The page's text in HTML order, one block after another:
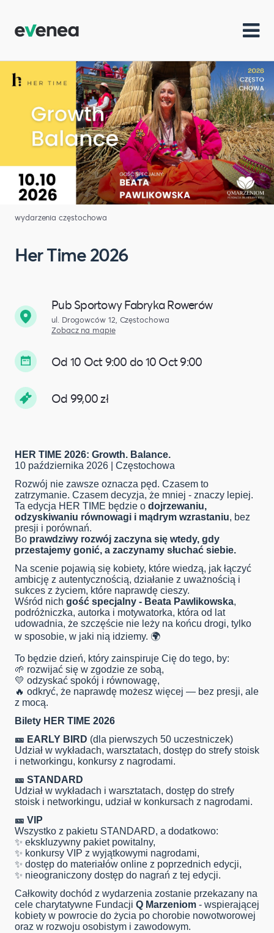
wydarzenia częstochowa
Her Time 2026
Pub Sportowy Fabryka Rowerów
ul. Drogowców 12, Częstochowa
Zobacz na mapie
Od 10 Oct 9:00 do 10 Oct 9:00
Od 99,00 zł
HER TIME 2026: Growth. Balance.
10 października 2026 | Częstochowa
Rozwój nie zawsze oznacza pęd. Czasem to
zatrzymanie. Czasem decyzja, że mniej - znaczy lepiej.
Ta edycja HER TIME będzie o dojrzewaniu,
odzyskiwaniu równowagi i mądrym wzrastaniu, bez
presji i porównań.
Bo prawdziwy rozwój zaczyna się wtedy, gdy
przestajemy gonić, a zaczynamy słuchać siebie.
Na scenie pojawią się kobiety, które wiedzą, jak łączyć
ambicję z autentycznością, działanie z uważnością i
sukces z życiem, które naprawdę cieszy.
Wśród nich gość specjalny - Beata Pawlikowska,
podróżniczka, autorka i motywatorka, która od lat
udowadnia, że szczęście nie leży na końcu drogi, tylko
w sposobie, w jaki nią idziemy. 🌍
To będzie dzień, który zainspiruje Cię do tego, by:
🌱 rozwijać się w zgodzie ze sobą,
💛 odzyskać spokój i równowagę,
🔥 odkryć, że naprawdę możesz więcej — bez presji, ale
z mocą.
Bilety HER TIME 2026
🎫 EARLY BIRD (dla pierwszych 50 uczestniczek)
Udział w wykładach, warsztatach, dostęp do strefy stoisk
i networkingu, konkursy z nagrodami.
🎫 STANDARD
Udział w wykładach i warsztatach, dostęp do strefy
stoisk i networkingu, udział w konkursach z nagrodami.
🎫 VIP
Wszystko z pakietu STANDARD, a dodatkowo:
✨ ekskluzywny pakiet powitalny,
✨ konkursy VIP z wyjątkowymi nagrodami,
✨ dostęp do materiałów online z poprzednich edycji,
✨ nieograniczony dostęp do nagrań z tej edycji.
Całkowity dochód z wydarzenia zostanie przekazany na
cele charytatywne Fundacji Q Marzeniom - wspierającej
kobiety w powrocie do życia po chorobie nowotworowej
oraz w rozwoju osobistym i zawodowym.